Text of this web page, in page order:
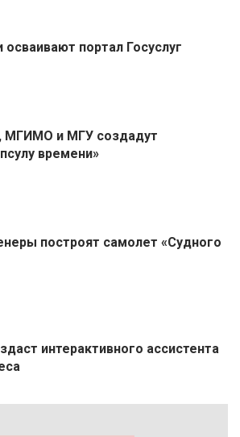
портал Госуслуг
и МГУ создадут
времени»
построят самолет «Судного
интерактивного ассистента